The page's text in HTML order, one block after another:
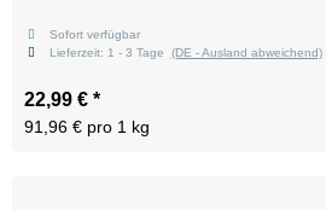
Sofort verfügbar
Lieferzeit: 1 - 3 Tage (DE - Ausland abweichend)
22,99 € *
91,96 € pro 1 kg